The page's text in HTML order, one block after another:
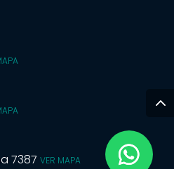
7387 VER MAPA